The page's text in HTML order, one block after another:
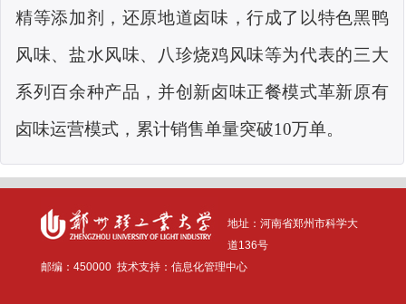
精等添加剂，还原地道卤味，行成了以特色黑鸭
风味、盐水风味、八珍烧鸡风味等为代表的三大
系列百余种产品，并创新卤味正餐模式革新原有
卤味运营模式，累计销售单量突破10万单。
地址：河南省郑州市科学大
道136号
邮编： 450000 技术支持：信息化管理中心